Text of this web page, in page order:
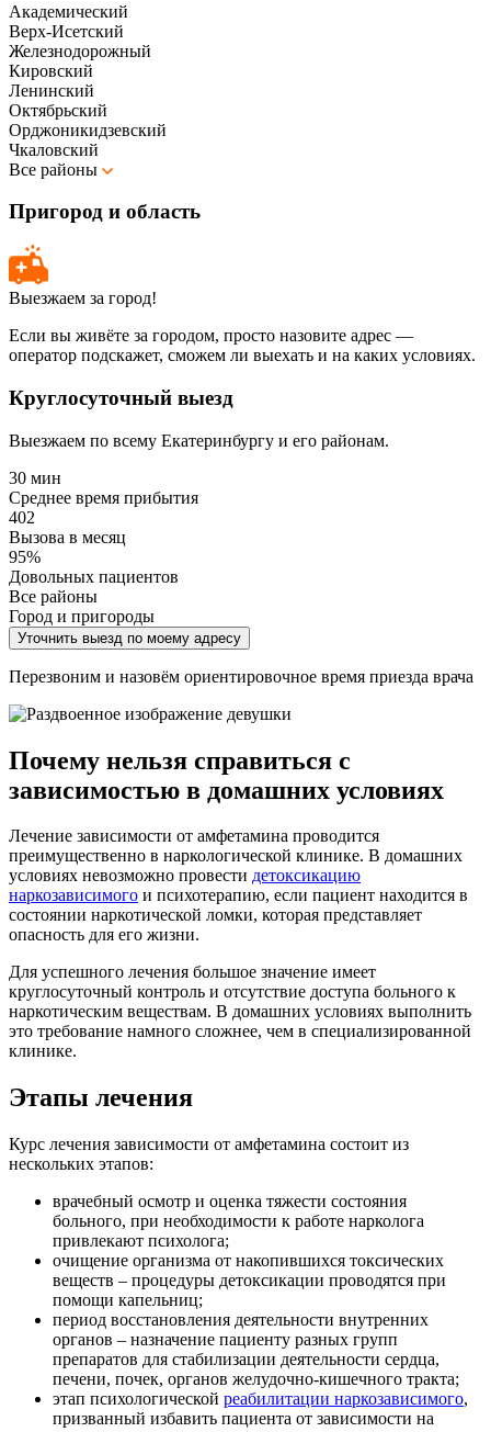
Академический
Верх-Исетский
Железнодорожный
Кировский
Ленинский
Октябрьский
Орджоникидзевский
Чкаловский
Все районы
Пригород и область
Выезжаем за город!
Если вы живёте за городом, просто назовите адрес —
оператор подскажет, сможем ли выехать и на каких условиях.
Круглосуточный выезд
Выезжаем по всему Екатеринбургу и его районам.
30 мин
Среднее время прибытия
402
Вызова в месяц
95%
Довольных пациентов
Все районы
Город и пригороды
Уточнить выезд по моему адресу
Перезвоним и назовём ориентировочное время приезда врача
Почему нельзя справиться с
зависимостью в домашних условиях
Лечение зависимости от амфетамина проводится
преимущественно в наркологической клинике. В домашних
условиях невозможно провести детоксикацию
наркозависимого и психотерапию, если пациент находится в
состоянии наркотической ломки, которая представляет
опасность для его жизни.
Для успешного лечения большое значение имеет
круглосуточный контроль и отсутствие доступа больного к
наркотическим веществам. В домашних условиях выполнить
это требование намного сложнее, чем в специализированной
клинике.
Этапы лечения
Курс лечения зависимости от амфетамина состоит из
нескольких этапов:
врачебный осмотр и оценка тяжести состояния
больного, при необходимости к работе нарколога
привлекают психолога;
очищение организма от накопившихся токсических
веществ – процедуры детоксикации проводятся при
помощи капельниц;
период восстановления деятельности внутренних
органов – назначение пациенту разных групп
препаратов для стабилизации деятельности сердца,
печени, почек, органов желудочно-кишечного тракта;
этап психологической реабилитации наркозависимого,
призванный избавить пациента от зависимости на